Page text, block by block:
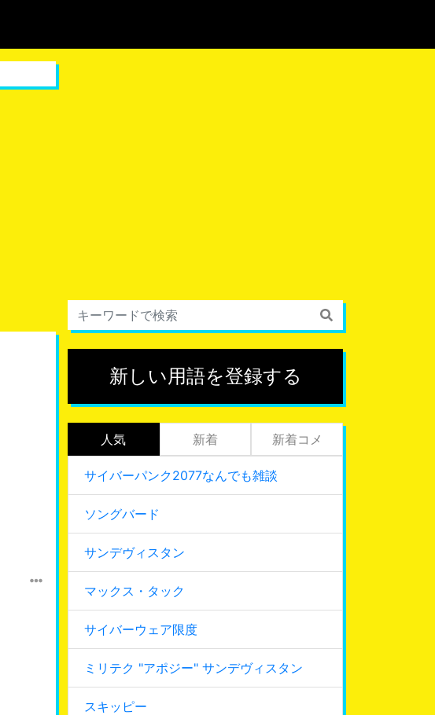
新しい用語を登録する
人気 新着 新着コメ
サイバーパンク2077なんでも雑談
ソングバード
サンデヴィスタン
マックス・タック
サイバーウェア限度
ミリテク "アポジー" サンデヴィスタン
スキッピー